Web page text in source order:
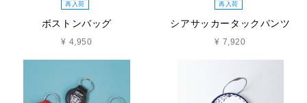
再入荷
ボストンバッグ
¥ 4,950
再入荷
シアサッカータックパンツ
¥ 7,920